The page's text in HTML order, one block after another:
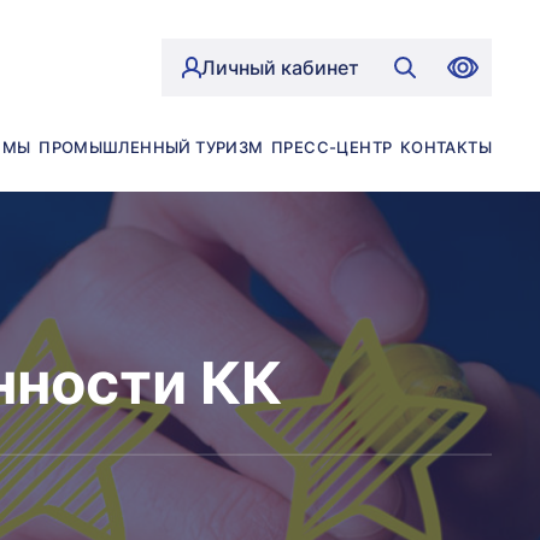
Личный кабинет
ПРОМЫШЛЕННЫЙ ТУРИЗМ ПРЕСС-ЦЕНТР КОНТАКТЫ
КК